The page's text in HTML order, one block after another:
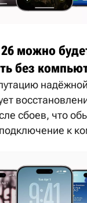
можно
без
сбоев, что
к